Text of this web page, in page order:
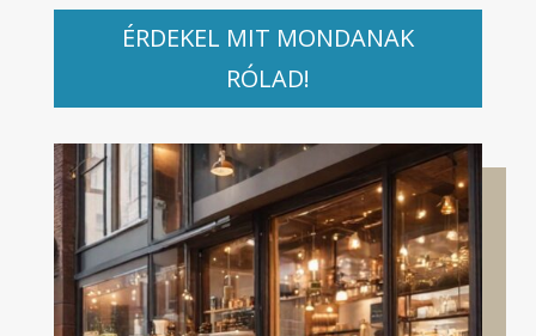
ÉRDEKEL MIT MONDANAK
RÓLAD!